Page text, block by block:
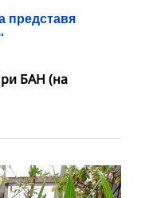
представя
БАН (на